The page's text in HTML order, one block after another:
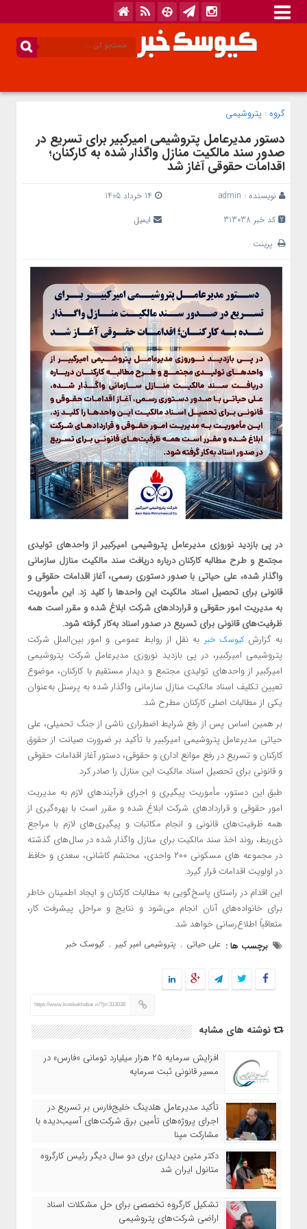
گروه : پتروشیمی
دستور مدیرعامل پتروشیمی امیرکبیر برای تسریع در
صدور سند مالکیت منازل واگذار شده به کارکنان؛
اقدامات حقوقی آغاز شد
نویسنده : admin
کد خبر 313038
ایمیل
پرینت
در پی بازدید نوروزی مدیرعامل پتروشیمی امیرکبیر از واحدهای تولیدی
مجتمع و طرح مطالبه کارکنان درباره دریافت سند مالکیت منازل سازمانی
واگذار شده، علی حیاتی با صدور دستوری رسمی، آغاز اقدامات حقوقی و
قانونی برای تحصیل اسناد مالکیت این واحدها را کلید زد. این مأموریت
به مدیریت امور حقوقی و قراردادهای شرکت ابلاغ شده و مقرر است همه
ظرفیت‌های قانونی برای تسریع در صدور اسناد به‌کار گرفته شود.
به گزارشکیوسک خبر به نقل از روابط عمومی و امور بین‌الملل شرکت
پتروشیمی امیرکبیر، در پی بازدید نوروزی مدیرعامل شرکت پتروشیمی
امیرکبیر از واحدهای تولیدی مجتمع و دیدار مستقیم با کارکنان، موضوع
تعیین تکلیف اسناد مالکیت منازل سازمانی واگذار شده به پرسنل به‌عنوان
یکی از مطالبات اصلی کارکنان مطرح شد.
بر همین اساس پس از رفع شرایط اضطراری ناشی از جنگ تحمیلی، علی
حیاتی مدیرعامل پتروشیمی امیرکبیر با تأکید بر ضرورت صیانت از حقوق
کارکنان و تسریع در رفع موانع اداری و حقوقی، دستور آغاز اقدامات حقوقی
و قانونی برای تحصیل اسناد مالکیت این منازل را صادر کرد.
طبق این دستور، مأموریت پیگیری و اجرای فرآیندهای لازم به مدیریت
امور حقوقی و قراردادهای شرکت ابلاغ شده و مقرر است با بهره‌گیری از
همه ظرفیت‌های قانونی و انجام مکاتبات و پیگیری‌های لازم با مراجع
ذی‌ربط، روند اخذ سند مالکیت برای منازل واگذار شده در سال‌های گذشته
در مجموعه های مسکونی ۲۰۰ واحدی، محتشم کاشانی، سعدی و حافظ
در اولویت اقدامات قرار گیرد.
این اقدام در راستای پاسخ‌گویی به مطالبات کارکنان و ایجاد اطمینان خاطر
برای خانواده‌های آنان انجام می‌شود و نتایج و مراحل پیشرفت کار،
متعاقباً اطلاع‌رسانی خواهد شد.
برچسب ها : علی حیاتی , پتروشیمی امیر کبیر , کیوسک خبر
https://www.kioskekhabar.ir/?p=313038
نوشته های مشابه
افزایش سرمایه ۲۵ هزار میلیارد تومانی «فارس» در
مسیر قانونی ثبت سرمایه
تأکید مدیرعامل هلدینگ خلیج‌فارس بر تسریع در
اجرای پروژه‌های تأمین برق شرکت‌های آسیب‌دیده با
مشارکت مپنا
دکتر متین دیداری برای دو سال دیگر رئیس کارگروه
متانول ایران شد
تشکیل کارگروه تخصصی برای حل مشکلات اسناد
اراضی شرکت‌های پتروشیمی